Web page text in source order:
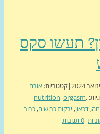
סקס
|קטגוריות:אורח
nutrition,
ירקות כבושים,כרוב